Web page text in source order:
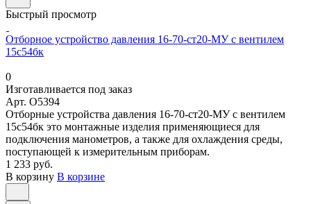
Быстрый просмотр
Отборное устройство давления 16-70-ст20-МУ с вентилем
15с54бк
0
Изготавливается под заказ
Арт. O5394
Отборные устройства давления 16-70-ст20-МУ с вентилем
15с54бк это монтажные изделия применяющиеся для
подключения манометров, а также для охлаждения среды,
поступающей к измерительным приборам.
1 233 руб.
В корзину В корзине